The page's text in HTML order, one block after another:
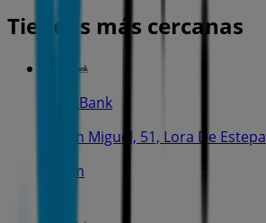
Tiendas más cercanas
CaixaBank
C. San Miguel, 51, Lora De Estepa
240 m